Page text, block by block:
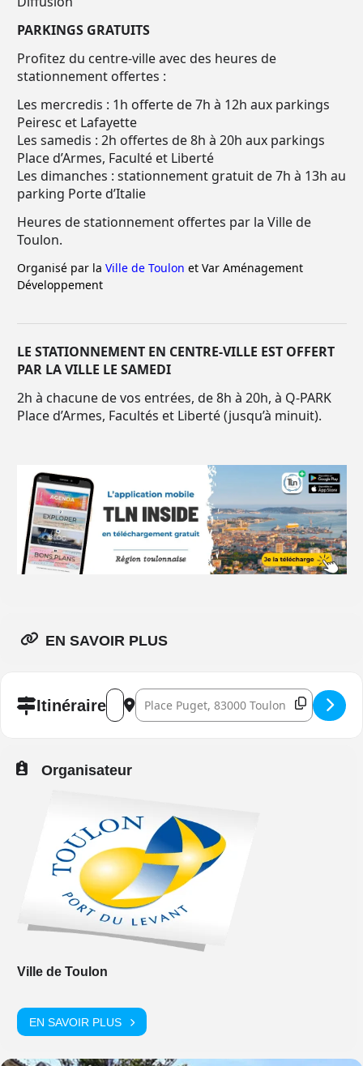
PARKINGS GRATUITS
Profitez du centre-ville avec des heures de
stationnement offertes :
Les mercredis : 1h offerte de 7h à 12h aux parkings
Peiresc et Lafayette
Les samedis : 2h offertes de 8h à 20h aux parkings
Place d’Armes, Faculté et Liberté
Les dimanches : stationnement gratuit de 7h à 13h au
parking Porte d’Italie
Heures de stationnement offertes par la Ville de
Toulon.
Organisé par la Ville de Toulon et Var Aménagement
Développement
LE STATIONNEMENT EN CENTRE-VILLE EST OFFERT
PAR LA VILLE LE SAMEDI
2h à chacune de vos entrées, de 8h à 20h, à Q-PARK
Place d’Armes, Facultés et Liberté (jusqu’à minuit).
EN SAVOIR PLUS
ItinéraireAddress - Samedi en fête à Toulon juin 2026 []
Destination Address - Samedi en fête à
Organisateur
Ville de Toulon
EN SAVOIR PLUS